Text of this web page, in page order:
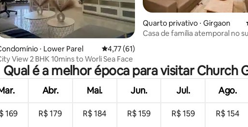
média de 5, 148 avaliações
⋅ Lower Parel 4,77 de uma avaliação média de 5, 61
4,77 (61)
View 2 BHK 10mins to Worli Sea Face
Quarto privativo ⋅ Girgaon
Casa de família atemporal no
Qual é a melhor época para visitar Church
Abr. Mai. Jun. Jul. Ago.
169 R$ 179 R$ 184 R$ 159 R$ 159 R$ 154